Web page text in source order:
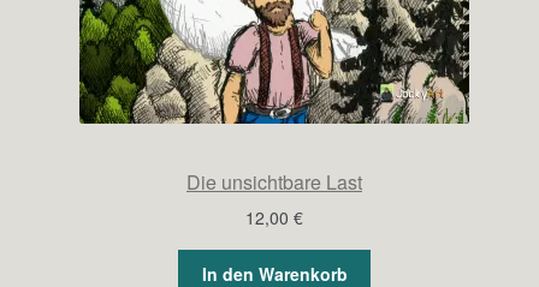
Die unsichtbare Last
12,00 €
In den Warenkorb